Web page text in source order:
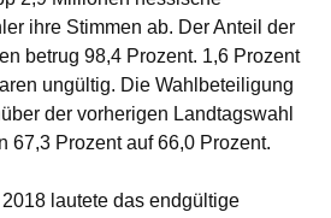
ihre Stimmen ab. Der Anteil der
betrug 98,4 Prozent. 1,6 Prozent
ungültig. Die Wahlbeteiligung
der vorherigen Landtagswahl
67,3 Prozent auf 66,0 Prozent.
lautete das endgültige